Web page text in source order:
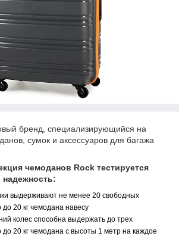
бренд, специализирующийся на
сумок и аксессуаров для багажа
чемоданов Rock тестируется
надежность:
выдерживают не менее 20 свободных
20 кг чемодана навесу
колес способна выдержать до трех
до 20 кг чемодана с высоты 1 метр на каждое